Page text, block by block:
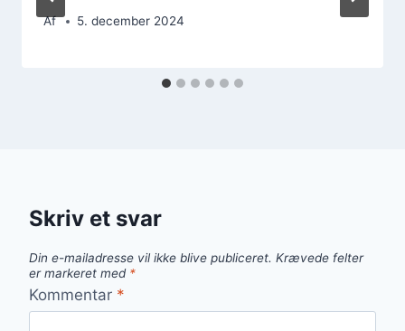
Af 5. december 2024
Skriv et svar
Din e-mailadresse vil ikke blive publiceret. Krævede felter
er markeret med *
Kommentar *